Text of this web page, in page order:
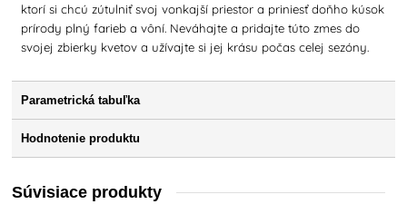
ktorí si chcú zútulniť svoj vonkajší priestor a priniesť doňho kúsok
prírody plný farieb a vôní. Neváhajte a pridajte túto zmes do
svojej zbierky kvetov a užívajte si jej krásu počas celej sezóny.
Parametrická tabuľka
Hodnotenie produktu
Súvisiace produkty